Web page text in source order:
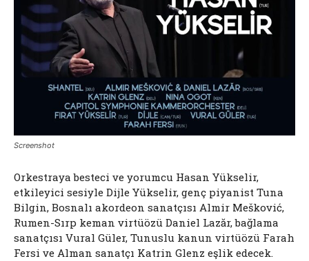
Screenshot
Orkestraya besteci ve yorumcu Hasan Yükselir,
etkileyici sesiyle Dijle Yükselir, genç piyanist Tuna
Bilgin, Bosnalı akordeon sanatçısı Almir Mešković,
Rumen-Sırp keman virtüözü Daniel Lazăr, bağlama
sanatçısı Vural Güler, Tunuslu kanun virtüözü Farah
Fersi ve Alman sanatçı Katrin Glenz eşlik edecek.